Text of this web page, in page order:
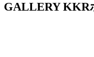
GALLERY KKR